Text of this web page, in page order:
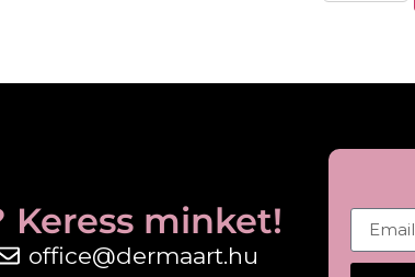
Keress minket!
office@dermaart.hu